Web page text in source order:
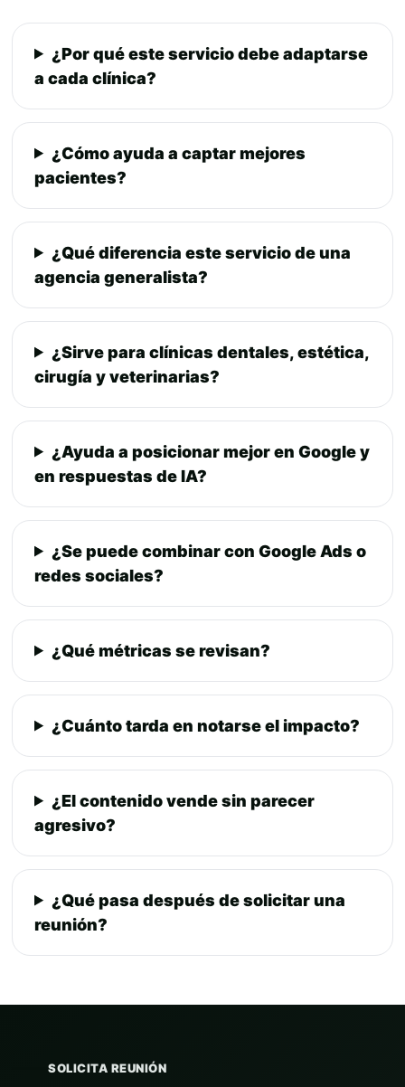
¿Por qué este servicio debe adaptarse
a cada clínica?
¿Cómo ayuda a captar mejores
pacientes?
¿Qué diferencia este servicio de una
agencia generalista?
¿Sirve para clínicas dentales, estética,
cirugía y veterinarias?
¿Ayuda a posicionar mejor en Google y
en respuestas de IA?
¿Se puede combinar con Google Ads o
redes sociales?
¿Qué métricas se revisan?
¿Cuánto tarda en notarse el impacto?
¿El contenido vende sin parecer
agresivo?
¿Qué pasa después de solicitar una
reunión?
SOLICITA REUNIÓN